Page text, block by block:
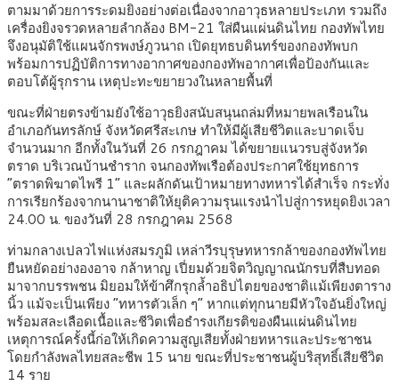
ตามมาด้วยการระดมยิงอย่างต่อเนื่องจากอาวุธหลายประเภท รวมถึง
เครื่องยิงจรวดหลายลำกล้อง BM-21 ใส่ผืนแผ่นดินไทย กองทัพไทย
จึงอนุมัติใช้แผนจักรพงษ์ภูวนาถ เปิดยุทธบดินทร์ของกองทัพบก
พร้อมการปฏิบัติการทางอากาศของกองทัพอากาศเพื่อป้องกันและ
ตอบโต้ผู้รุกราน เหตุปะทะขยายวงในหลายพื้นที่
ขณะที่ฝ่ายตรงข้ามยังใช้อาวุธยิงสนับสนุนถล่มที่หมายพลเรือนใน
อำเภอกันทรลักษ์ จังหวัดศรีสะเกษ ทำให้มีผู้เสียชีวิตและบาดเจ็บ
จำนวนมาก อีกทั้งในวันที่ 26 กรกฎาคม ได้ขยายแนวรบสู่จังหวัด
ตราด บริเวณบ้านชำราก จนกองทัพเรือต้องประกาศใช้ยุทธการ
“ตราดพิฆาตไพรี 1” และผลักดันเป้าหมายทางทหารได้สำเร็จ กระทั่ง
การเรียกร้องจากนานาชาติให้ยุติความรุนแรงนำไปสู่การหยุดยิงเวลา
24.00 น. ของวันที่ 28 กรกฎาคม 2568
ท่ามกลางเปลวไฟแห่งสมรภูมิ เหล่าวีรบุรุษทหารกล้าของกองทัพไทย
ยืนหยัดอย่างองอาจ กล้าหาญ เปี่ยมด้วยจิตวิญญาณนักรบที่สืบทอด
มาจากบรรพชน มิยอมให้ข้าศึกรุกล้ำอธิปไตยของชาติแม้เพียงตาราง
นิ้ว แม้จะเป็นเพียง “ทหารตัวเล็ก ๆ” หากแต่ทุกนายมีหัวใจอันยิ่งใหญ่
พร้อมสละเลือดเนื้อและชีวิตเพื่อธำรงเกียรติของผืนแผ่นดินไทย
เหตุการณ์ครั้งนี้ก่อให้เกิดความสูญเสียทั้งฝ่ายทหารและประชาชน
โดยกำลังพลไทยสละชีพ 15 นาย ขณะที่ประชาชนผู้บริสุทธิ์เสียชีวิต
14 ราย